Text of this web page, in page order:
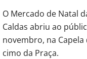
O Mercado de Natal
Caldas abriu ao
novembro, na Capela
cimo da Praça.